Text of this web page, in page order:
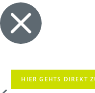
HIER GEHTS DIREKT